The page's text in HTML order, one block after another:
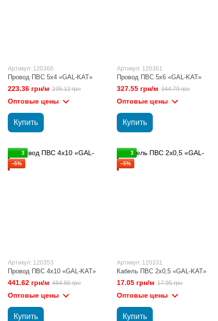
Артикул: 120360
Провод ПВС 5х4 «GAL-KAT»
223.36 грн/м 235.12 грн
Оптовые цены
Купить
Артикул: 120361
Провод ПВС 5х6 «GAL-KAT»
327.55 грн/м 344.79 грн
Оптовые цены
Купить
3
−5%
Артикул: 120353
Провод ПВС 4х10 «GAL-KAT»
441.62 грн/м 464.86 грн
Оптовые цены
Купить
3
−5%
Артикул: 120331
Кабель ПВС 2х0,5 «GAL-KAT»
17.05 грн/м 17.95 грн
Оптовые цены
Купить